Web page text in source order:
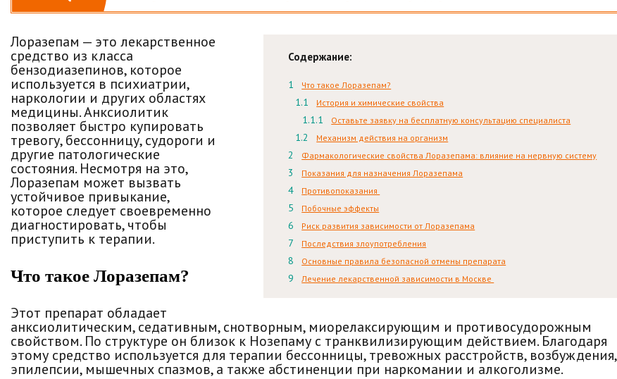
Содержание:
Что такое Лоразепам?
История и химические свойства
Оставьте заявку на бесплатную консультацию специалиста
Механизм действия на организм
Фармакологические свойства Лоразепама: влияние на нервную систему
Показания для назначения Лоразепама
Противопоказания
Побочные эффекты
Риск развития зависимости от Лоразепама
Последствия злоупотребления
Основные правила безопасной отмены препарата
Лечение лекарственной зависимости в Москве
Лоразепам — это лекарственное
средство из класса
бензодиазепинов, которое
используется в психиатрии,
наркологии и других областях
медицины. Анксиолитик
позволяет быстро купировать
тревогу, бессонницу, судороги и
другие патологические
состояния. Несмотря на это,
Лоразепам может вызвать
устойчивое привыкание,
которое следует своевременно
диагностировать, чтобы
приступить к терапии.
Что такое Лоразепам?
Этот препарат обладает
анксиолитическим, седативным, снотворным, миорелаксирующим и противосудорожным
свойством. По структуре он близок к Нозепаму с транквилизирующим действием. Благодаря
этому средство используется для терапии бессонницы, тревожных расстройств, возбуждения,
эпилепсии, мышечных спазмов, а также абстиненции при наркомании и алкоголизме.